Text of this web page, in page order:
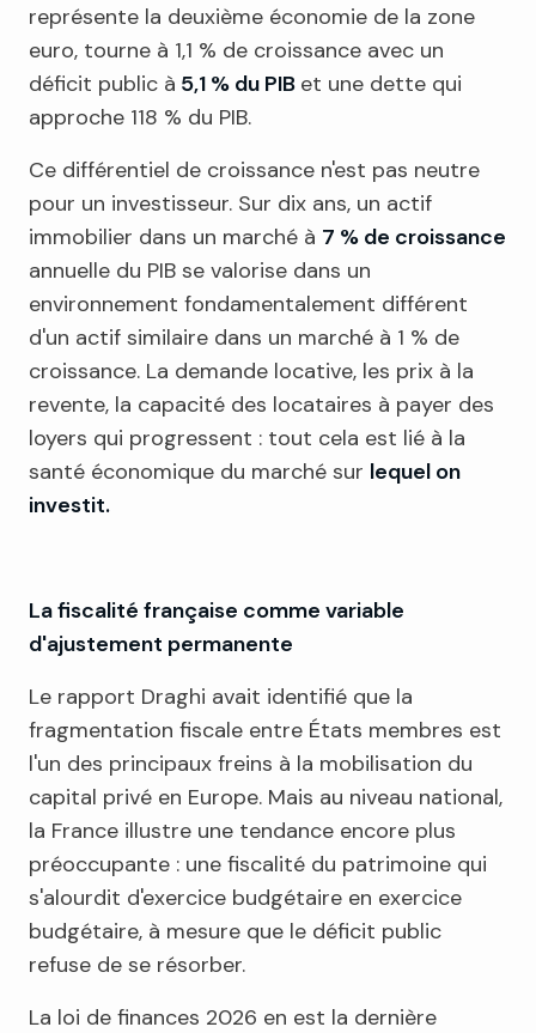
représente la deuxième économie de la zone
euro, tourne à 1,1 % de croissance avec un
déficit public à 5,1 % du PIB et une dette qui
approche 118 % du PIB.
Ce différentiel de croissance n'est pas neutre
pour un investisseur. Sur dix ans, un actif
immobilier dans un marché à 7 % de croissance
annuelle du PIB se valorise dans un
environnement fondamentalement différent
d'un actif similaire dans un marché à 1 % de
croissance. La demande locative, les prix à la
revente, la capacité des locataires à payer des
loyers qui progressent : tout cela est lié à la
santé économique du marché sur lequel on
investit.
La fiscalité française comme variable
d'ajustement permanente
Le rapport Draghi avait identifié que la
fragmentation fiscale entre États membres est
l'un des principaux freins à la mobilisation du
capital privé en Europe. Mais au niveau national,
la France illustre une tendance encore plus
préoccupante : une fiscalité du patrimoine qui
s'alourdit d'exercice budgétaire en exercice
budgétaire, à mesure que le déficit public
refuse de se résorber.
La loi de finances 2026 en est la dernière